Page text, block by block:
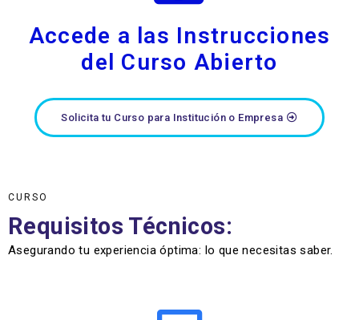
Accede a las Instrucciones
del Curso Abierto
Solicita tu Curso para Institución o Empresa
CURSO
Requisitos Técnicos:
Asegurando tu experiencia óptima: lo que necesitas saber.